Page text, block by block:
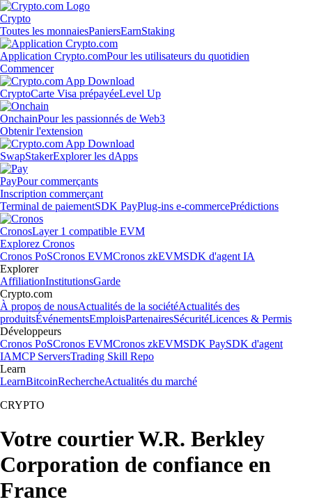
Crypto
Toutes les monnaiesPaniersEarnStaking
Application Crypto.comPour les utilisateurs du quotidien
Commencer
CryptoCarte Visa prépayéeLevel Up
OnchainPour les passionnés de Web3
Obtenir l'extension
SwapStakerExplorer les dApps
PayPour commerçants
Inscription commerçant
Terminal de paiementSDK PayPlug-ins e-commercePrédictions
CronosLayer 1 compatible EVM
Explorez Cronos
Cronos PoSCronos EVMCronos zkEVMSDK d'agent IA
Explorer
AffiliationInstitutionsGarde
Crypto.com
À propos de nousActualités de la sociétéActualités des
produitsÉvénementsEmploisPartenairesSécuritéLicences & Permis
Développeurs
Cronos PoSCronos EVMCronos zkEVMSDK PaySDK d'agent
IAMCP ServersTrading Skill Repo
Learn
LearnBitcoinRechercheActualités du marché
CRYPTO
Votre courtier W.R. Berkley
Corporation de confiance en
France